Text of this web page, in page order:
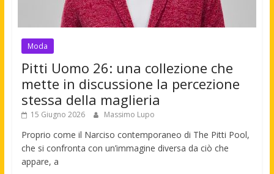
Moda
Pitti Uomo 26: una collezione che
mette in discussione la percezione
stessa della maglieria
15 Giugno 2026 Massimo Lupo
Proprio come il Narciso contemporaneo di The Pitti Pool,
che si confronta con un’immagine diversa da ciò che
appare, a